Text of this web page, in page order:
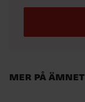
Mer på ämnet